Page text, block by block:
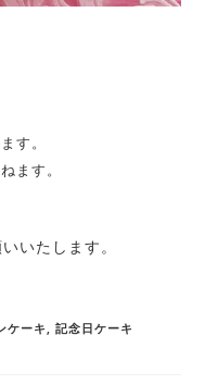
す。
ます。
いたします。
ケーキ 記念日ケーキ